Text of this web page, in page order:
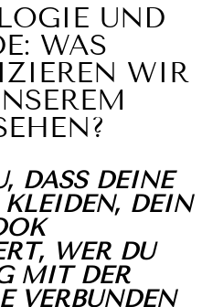
UND
WAS
WIR
DASS DEINE
DEIN
WER DU
MIT DER
VERBUNDEN